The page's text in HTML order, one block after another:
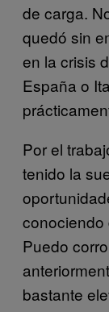
de carga.
quedó sin
en la crisis
España o
Por el
tenido la
conociendo
Puedo
bastante